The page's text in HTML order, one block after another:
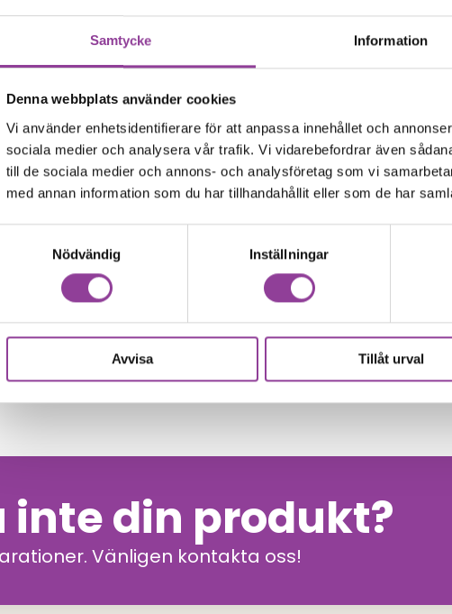
Samtycke Information
Denna webbplats använder cookies
Vi använder enhetsidentifierare för att anpassa innehållet och
sociala medier och analysera vår trafik. Vi vidarebefordrar även
till de sociala medier och annons- och analysföretag som vi
med annan information som du har tillhandahållit eller som de har
Nödvändig
Inställningar
Avvisa Tillåt urval
för samma modell
kr
499,00kr
999,00kr
A (Original Display)6 499,00kr
A (Original Display)
inte din produkt?
Vänligen kontakta oss!